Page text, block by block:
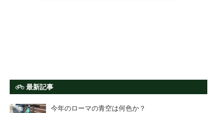
最新記事
今年のローマの青空は何色か？